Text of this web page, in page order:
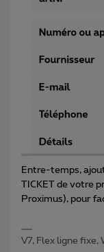
Entre-temps,
TICKET de votre
Proximus), pour
V7, Flex ligne fixe,